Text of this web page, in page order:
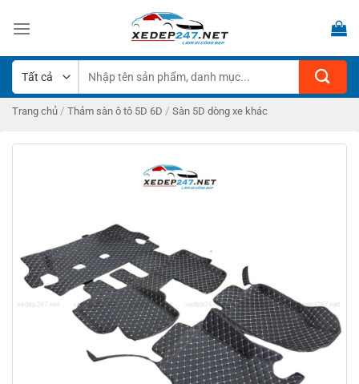
qua
dung
kiếm:
Trang chủ / Thảm sàn ô tô 5D 6D / Sàn 5D dòng xe khác